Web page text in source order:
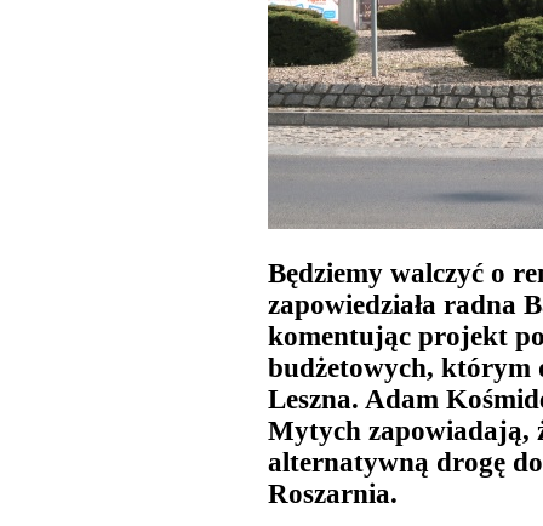
Będziemy walczyć o
zapowiedziała radna
komentując projekt
budżetowych, którym
Leszna. Adam
Mytych zapowiadają,
alternatywną drogę
Roszarnia.